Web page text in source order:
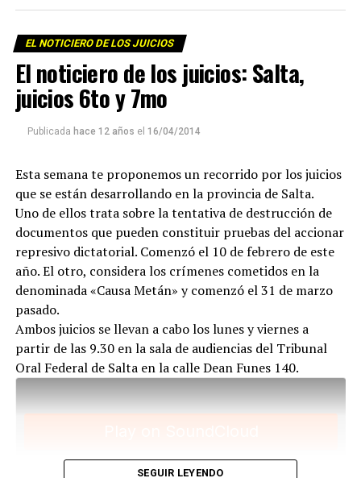
en los cuales empresarios terratenientes, políticos y
Murias y Longeville, al laico Wenceslao Perdernera,
también asesinados por la dictadura y a tantos otros
militantes populares. Por eso, en los ocho meses que
duró el debate oral, se hizo historia de la lucha por la
trabajar, a tener techo, a organizarse.
Para descargar los archivos:www.radiolavaca.org
El noticiero de los juicios es de reproducción libre y
gratuita para todas las emisoras que nos escriban a
infolavaca@yahoo.com.ar
EL NOTICIERO DE LOS JUICIOS
El noticiero de los juicios: Salta,
juicios 6to y 7mo
Publicada hace 12 años el 16/04/2014
Esta semana te proponemos un recorrido por los juicios
que se están desarrollando en la provincia de Salta.
Uno de ellos trata sobre la tentativa de destrucción de
documentos que pueden constituir pruebas del accionar
represivo dictatorial. Comenzó el 10 de febrero de este
año. El otro, considera los crímenes cometidos en la
denominada «Causa Metán» y comenzó el 31 de marzo
pasado.
Ambos juicios se llevan a cabo los lunes y viernes a
partir de las 9.30 en la sala de audiencias del Tribunal
Oral Federal de Salta en la calle Dean Funes 140.
SEGUIR LEYENDO